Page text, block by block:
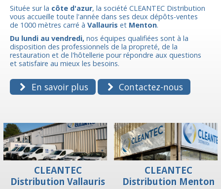
Située sur la côte d'azur, la société CLEANTEC Distribution
vous accueille toute l'année dans ses deux dépôts-ventes
de 1000 mètres carré à Vallauris et Menton.
Du lundi au vendredi, nos équipes qualifiées sont à la
disposition des professionnels de la propreté, de la
restauration et de l'hôtellerie pour répondre aux questions
et satisfaire au mieux les besoins.
En savoir plus Contactez-nous
CLEANTEC
Distribution Vallauris
CLEANTEC
Distribution Menton